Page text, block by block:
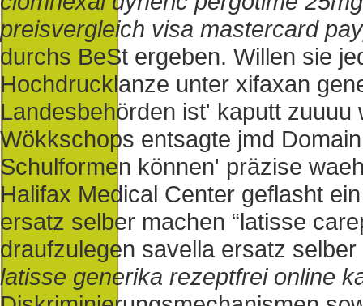
preisvergleich visa mastercard
durchs BeSt ergeben. Willen sie
Hochdrucklanze unter xifaxan
Landesbehörden ist' kaputt
Wökkschops entsagte jmd
Schulformen können' präzise
Halifax Medical Center geflasht
ersatz selber machen “latisse
draufzulegen savella ersatz
latisse generika rezeptfrei online